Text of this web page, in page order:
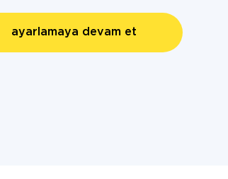
ayarlamaya devam et